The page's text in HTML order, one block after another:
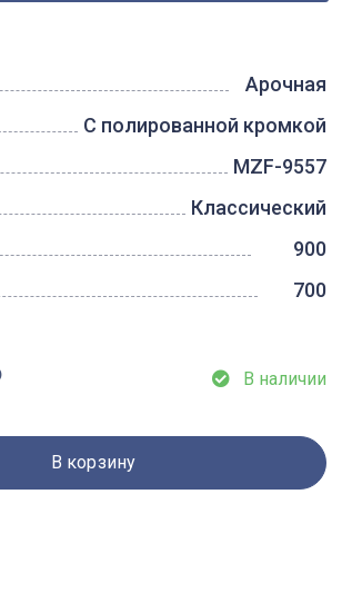
Арочная
С полированной кромкой
MZF-9557
Классический
900
700
В наличии
В корзину